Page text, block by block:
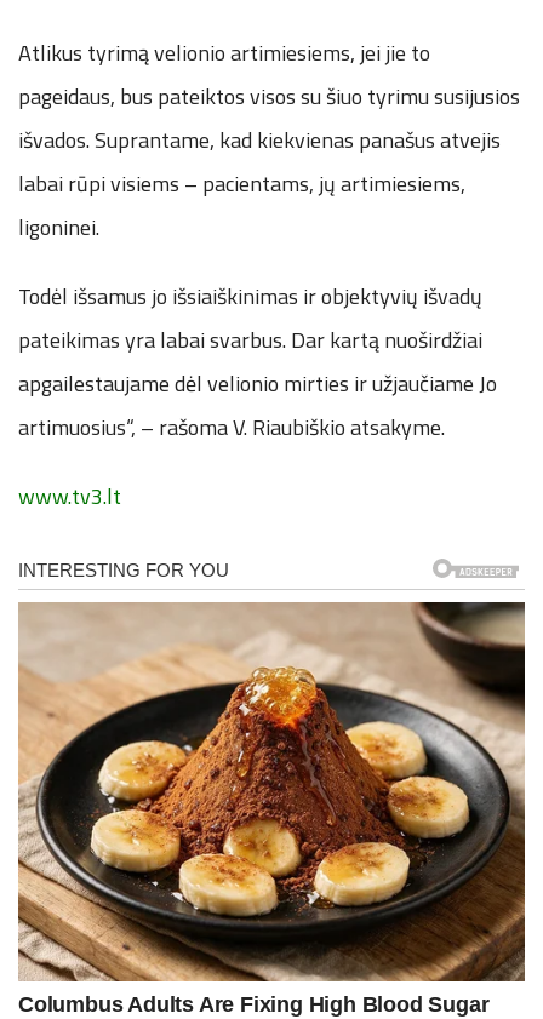
Atlikus tyrimą velionio artimiesiems, jei jie to
pageidaus, bus pateiktos visos su šiuo tyrimu susijusios
išvados. Suprantame, kad kiekvienas panašus atvejis
labai rūpi visiems – pacientams, jų artimiesiems,
ligoninei.
Todėl išsamus jo išsiaiškinimas ir objektyvių išvadų
pateikimas yra labai svarbus. Dar kartą nuoširdžiai
apgailestaujame dėl velionio mirties ir užjaučiame Jo
artimuosius“, – rašoma V. Riaubiškio atsakyme.
www.tv3.lt